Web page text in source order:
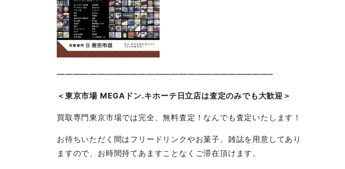
——————————————————————————–
＜東京市場 MEGAドン.キホーテ日立店は査定のみでも大歓迎＞
買取専門東京市場では完全、無料査定！なんでも査定いたします！
お待ちいただく間はフリードリンクやお菓子、雑誌を用意してあり
ますので、お時間持てあますことなくご滞在頂けます。